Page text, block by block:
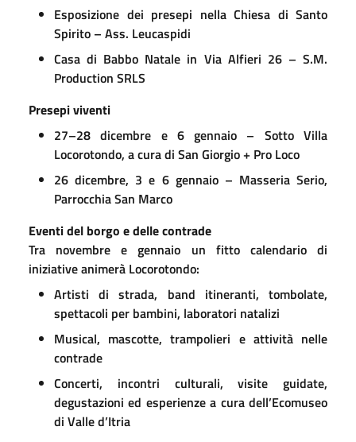
Esposizione dei presepi nella Chiesa di Santo
Spirito – Ass. Leucaspidi
Casa di Babbo Natale in Via Alfieri 26 – S.M.
Production SRLS
Presepi viventi
27–28 dicembre e 6 gennaio – Sotto Villa
Locorotondo, a cura di San Giorgio + Pro Loco
26 dicembre, 3 e 6 gennaio – Masseria Serio,
Parrocchia San Marco
Eventi del borgo e delle contrade
Tra novembre e gennaio un fitto calendario di
iniziative animerà Locorotondo:
Artisti di strada, band itineranti, tombolate,
spettacoli per bambini, laboratori natalizi
Musical, mascotte, trampolieri e attività nelle
contrade
Concerti, incontri culturali, visite guidate,
degustazioni ed esperienze a cura dell’Ecomuseo
di Valle d’Itria